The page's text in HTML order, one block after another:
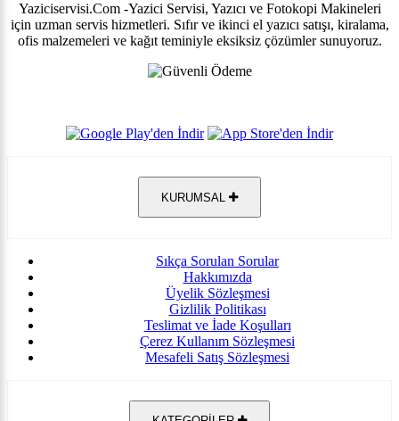
Yaziciservisi.Com -Yazici Servisi, Yazıcı ve Fotokopi Makineleri
için uzman servis hizmetleri. Sıfır ve ikinci el yazıcı satışı, kiralama,
ofis malzemeleri ve kağıt teminiyle eksiksiz çözümler sunuyoruz.
KURUMSAL
Sıkça Sorulan Sorular
Hakkımızda
Üyelik Sözleşmesi
Gizlilik Politikası
Teslimat ve İade Koşulları
Çerez Kullanım Sözleşmesi
Mesafeli Satış Sözleşmesi